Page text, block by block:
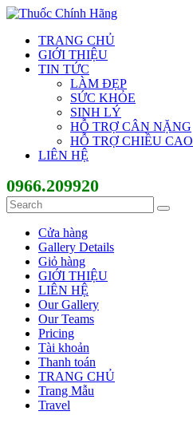
TRANG CHỦ
GIỚI THIỆU
TIN TỨC
LÀM ĐẸP
SỨC KHỎE
SINH LÝ
HỖ TRỢ CÂN NẶNG
HỖ TRỢ CHIỀU CAO
LIÊN HỆ
0966.209920
Cửa hàng
Gallery Details
Giỏ hàng
GIỚI THIỆU
LIÊN HỆ
Our Gallery
Our Teams
Pricing
Tài khoản
Thanh toán
TRANG CHỦ
Trang Mẫu
Travel